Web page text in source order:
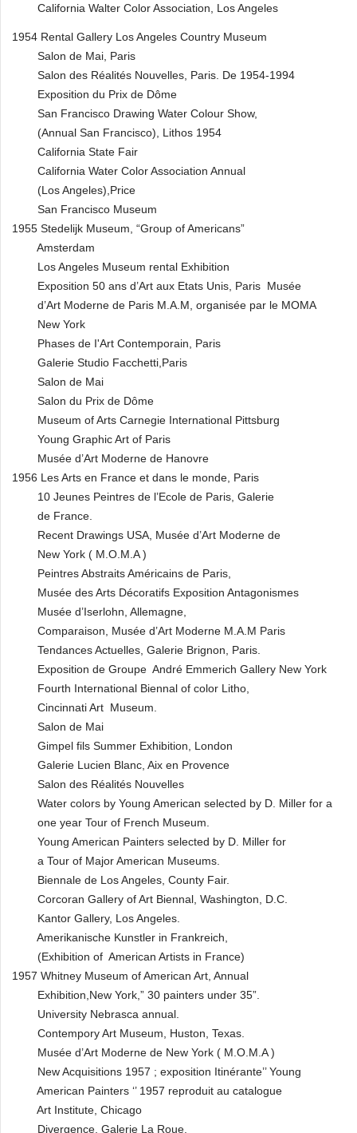
California Walter Color Association, Los Angeles
1954 Rental Gallery Los Angeles Country Museum
Salon de Mai, Paris
Salon des Réalités Nouvelles, Paris. De 1954-1994
Exposition du Prix de Dôme
San Francisco Drawing Water Colour Show,
(Annual San Francisco), Lithos 1954
California State Fair
California Water Color Association Annual
(Los Angeles),Price
San Francisco Museum
1955 Stedelijk Museum, “Group of Americans”
Amsterdam
Los Angeles Museum rental Exhibition
Exposition 50 ans d’Art aux Etats Unis, Paris Musée
d’Art Moderne de Paris M.A.M, organisée par le MOMA
New York
Phases de I'Art Contemporain, Paris
Galerie Studio Facchetti,Paris
Salon de Mai
Salon du Prix de Dôme
Museum of Arts Carnegie International Pittsburg
Young Graphic Art of Paris
Musée d’Art Moderne de Hanovre
1956 Les Arts en France et dans le monde, Paris
10 Jeunes Peintres de l’Ecole de Paris, Galerie
de France.
Recent Drawings USA, Musée d’Art Moderne de
New York ( M.O.M.A )
Peintres Abstraits Américains de Paris,
Musée des Arts Décoratifs Exposition Antagonismes
Musée d’Iserlohn, Allemagne,
Comparaison, Musée d’Art Moderne M.A.M Paris
Tendances Actuelles, Galerie Brignon, Paris.
Exposition de Groupe André Emmerich Gallery New York
Fourth International Biennal of color Litho,
Cincinnati Art Museum.
Salon de Mai
Gimpel fils Summer Exhibition, London
Galerie Lucien Blanc, Aix en Provence
Salon des Réalités Nouvelles
Water colors by Young American selected by D. Miller for a
one year Tour of French Museum.
Young American Painters selected by D. Miller for
a Tour of Major American Museums.
Biennale de Los Angeles, County Fair.
Corcoran Gallery of Art Biennal, Washington, D.C.
Kantor Gallery, Los Angeles.
Amerikanische Kunstler in Frankreich,
(Exhibition of American Artists in France)
1957 Whitney Museum of American Art, Annual
Exhibition,New York,” 30 painters under 35”.
University Nebrasca annual.
Contempory Art Museum, Huston, Texas.
Musée d’Art Moderne de New York ( M.O.M.A )
New Acquisitions 1957 ; exposition Itinérante’’ Young
American Painters ‘’ 1957 reproduit au catalogue
Art Institute, Chicago
Divergence, Galerie La Roue.